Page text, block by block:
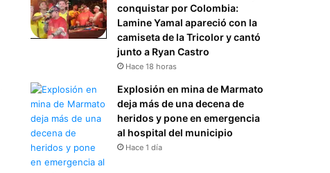
conquistar por Colombia:
Lamine Yamal apareció con la
camiseta de la Tricolor y cantó
junto a Ryan Castro
Hace 18 horas
Explosión en mina de Marmato
deja más de una decena de
heridos y pone en emergencia
al hospital del municipio
Hace 1 día